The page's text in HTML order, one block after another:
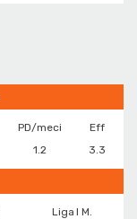
PD/meci
Eff
1.2 3.3
Liga I M.